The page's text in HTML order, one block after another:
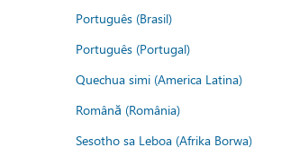
Português (Brasil)
Português (Portugal)
Quechua simi (America Latina)
Română (România)
Sesotho sa Leboa (Afrika Borwa)